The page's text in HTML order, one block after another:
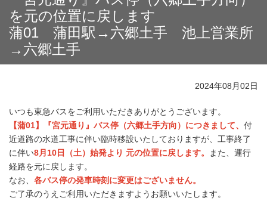
を元の位置に戻します
蒲01 蒲田駅→六郷土手 池上営業所
→六郷土手
2024年08月02日
いつも東急バスをご利用いただきありがとうございます。
【蒲01】『宮元通り』バス停（六郷土手方向）につきまして、 付
近道路の水道工事に伴い臨時移設いたしておりますが、工事終了
に伴い8月10日（土）始発より 元の位置に戻します。
また、運行
経路を元に戻します。
なお、 各バス停の発車時刻に変更はございません。
ご了承のうえご利用いただきますようお願いいたします。